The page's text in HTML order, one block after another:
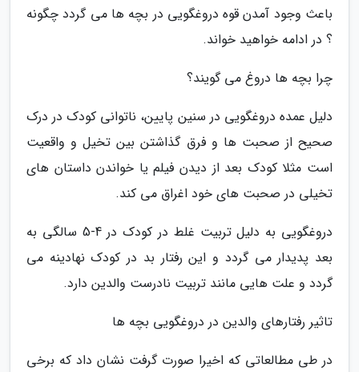
باعث وجود آمدن قوه دروغگویی در بچه ها می گردد چگونه
؟ در ادامه خواهید خواند.
چرا بچه ها دروغ می گویند؟
دلیل عمده دروغگویی در سنین پایین، ناتوانی کودک در درک
صحیح از صحبت ها و فرق گذاشتن بین تخیل و واقعیت
است مثلا کودک بعد از دیدن فیلم یا خواندن داستان های
تخیلی در صحبت های خود اغراق می کند.
دروغگویی به دلیل تربیت غلط در کودک در 4-5 سالگی به
بعد پدیدار می گردد و این رفتار بد در کودک نهادینه می
گردد و علت هایی مانند تربیت نادرست والدین دارد.
تاثیر رفتارهای والدین در دروغگویی بچه ها
در طی مطالعاتی که اخیرا صورت گرفت نشان داد که برخی